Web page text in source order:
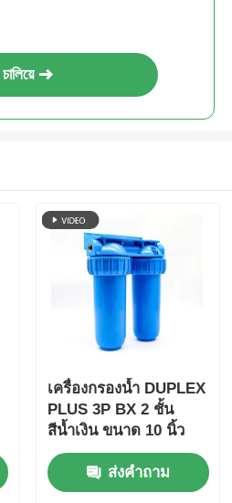
চালিয়ে
เครื่องกรองน้ำ DUPLEX
PLUS 3P BX 2 ชั้น
สีน้ำเงิน ขนาด 10 นิ้ว
เกลียวทองเหลือง 1/2"
3/4" 1"
ส่งคำถาม